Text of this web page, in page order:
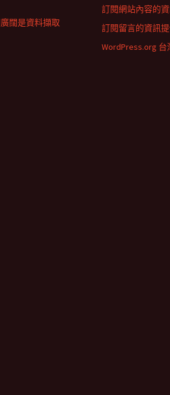
闊是資料擷取
訂閱網站內容的
訂閱留言的資訊
WordPress.org